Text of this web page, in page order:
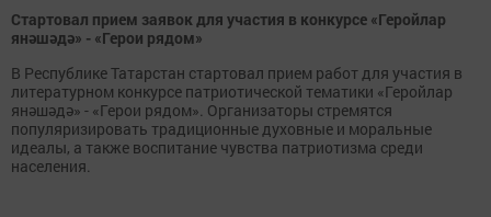
Стартовал прием заявок для участия в конкурсе «Геройлар
янәшәдә» - «Герои рядом»
В Республике Татарстан стартовал прием работ для участия в
литературном конкурсе патриотической тематики «Геройлар
янәшәдә» - «Герои рядом». Организаторы стремятся
популяризировать традиционные духовные и моральные
идеалы, а также воспитание чувства патриотизма среди
населения.